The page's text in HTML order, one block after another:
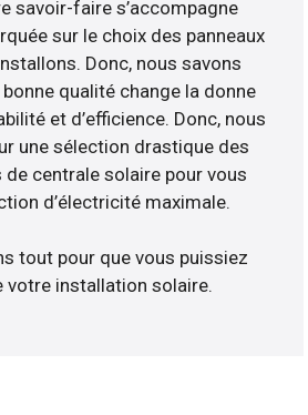
savoir-faire s’accompagne
sur le choix des panneaux
Donc, nous savons
qualité change la donne
et d’efficience. Donc, nous
une sélection drastique des
centrale solaire pour vous
d’électricité maximale.
tout pour que vous puissiez
votre installation solaire.